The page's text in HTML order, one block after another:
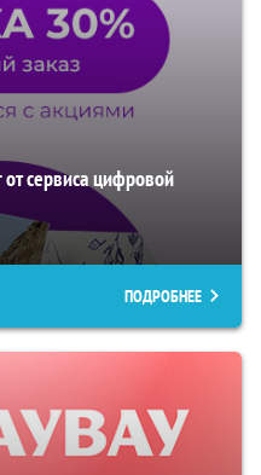
сервиса цифровой
ПОДРОБНЕЕ